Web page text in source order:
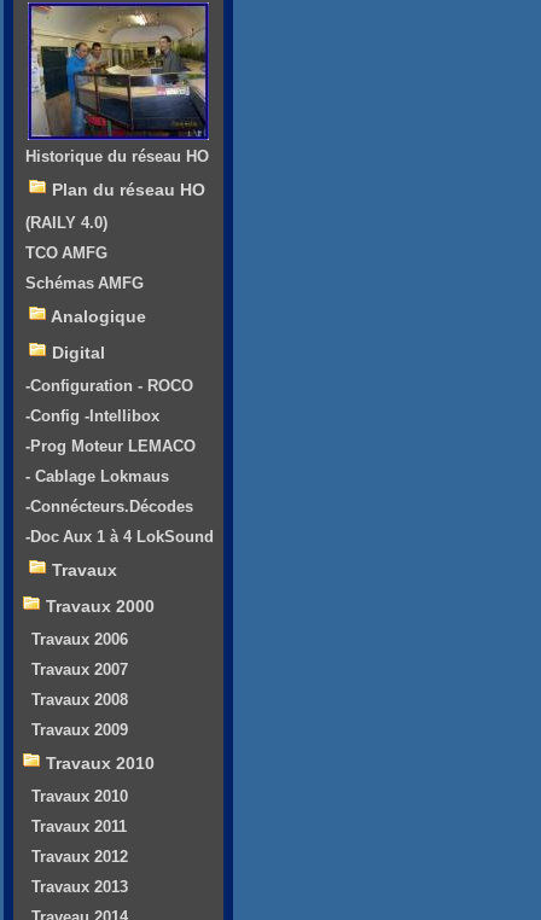
Historique du réseau HO
Plan du réseau HO
(RAILY 4.0)
TCO AMFG
Schémas AMFG
Analogique
Digital
-Configuration - ROCO
-Config -Intellibox
-Prog Moteur LEMACO
- Cablage Lokmaus
-Connécteurs.Décodes
-Doc Aux 1 à 4 LokSound
Travaux
Travaux 2000
Travaux 2006
Travaux 2007
Travaux 2008
Travaux 2009
Travaux 2010
Travaux 2010
Travaux 2011
Travaux 2012
Travaux 2013